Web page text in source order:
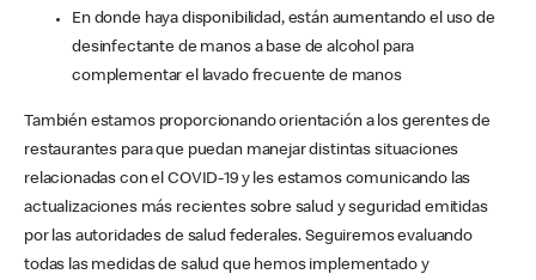
En donde haya disponibilidad, están aumentando el uso de
desinfectante de manos a base de alcohol para
complementar el lavado frecuente de manos
También estamos proporcionando orientación a los gerentes de
restaurantes para que puedan manejar distintas situaciones
relacionadas con el COVID-19 y les estamos comunicando las
actualizaciones más recientes sobre salud y seguridad emitidas
por las autoridades de salud federales. Seguiremos evaluando
todas las medidas de salud que hemos implementado y